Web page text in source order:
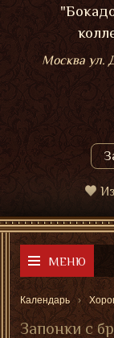
Москва ул.
МЕНЮ
Календарь
Запонки с